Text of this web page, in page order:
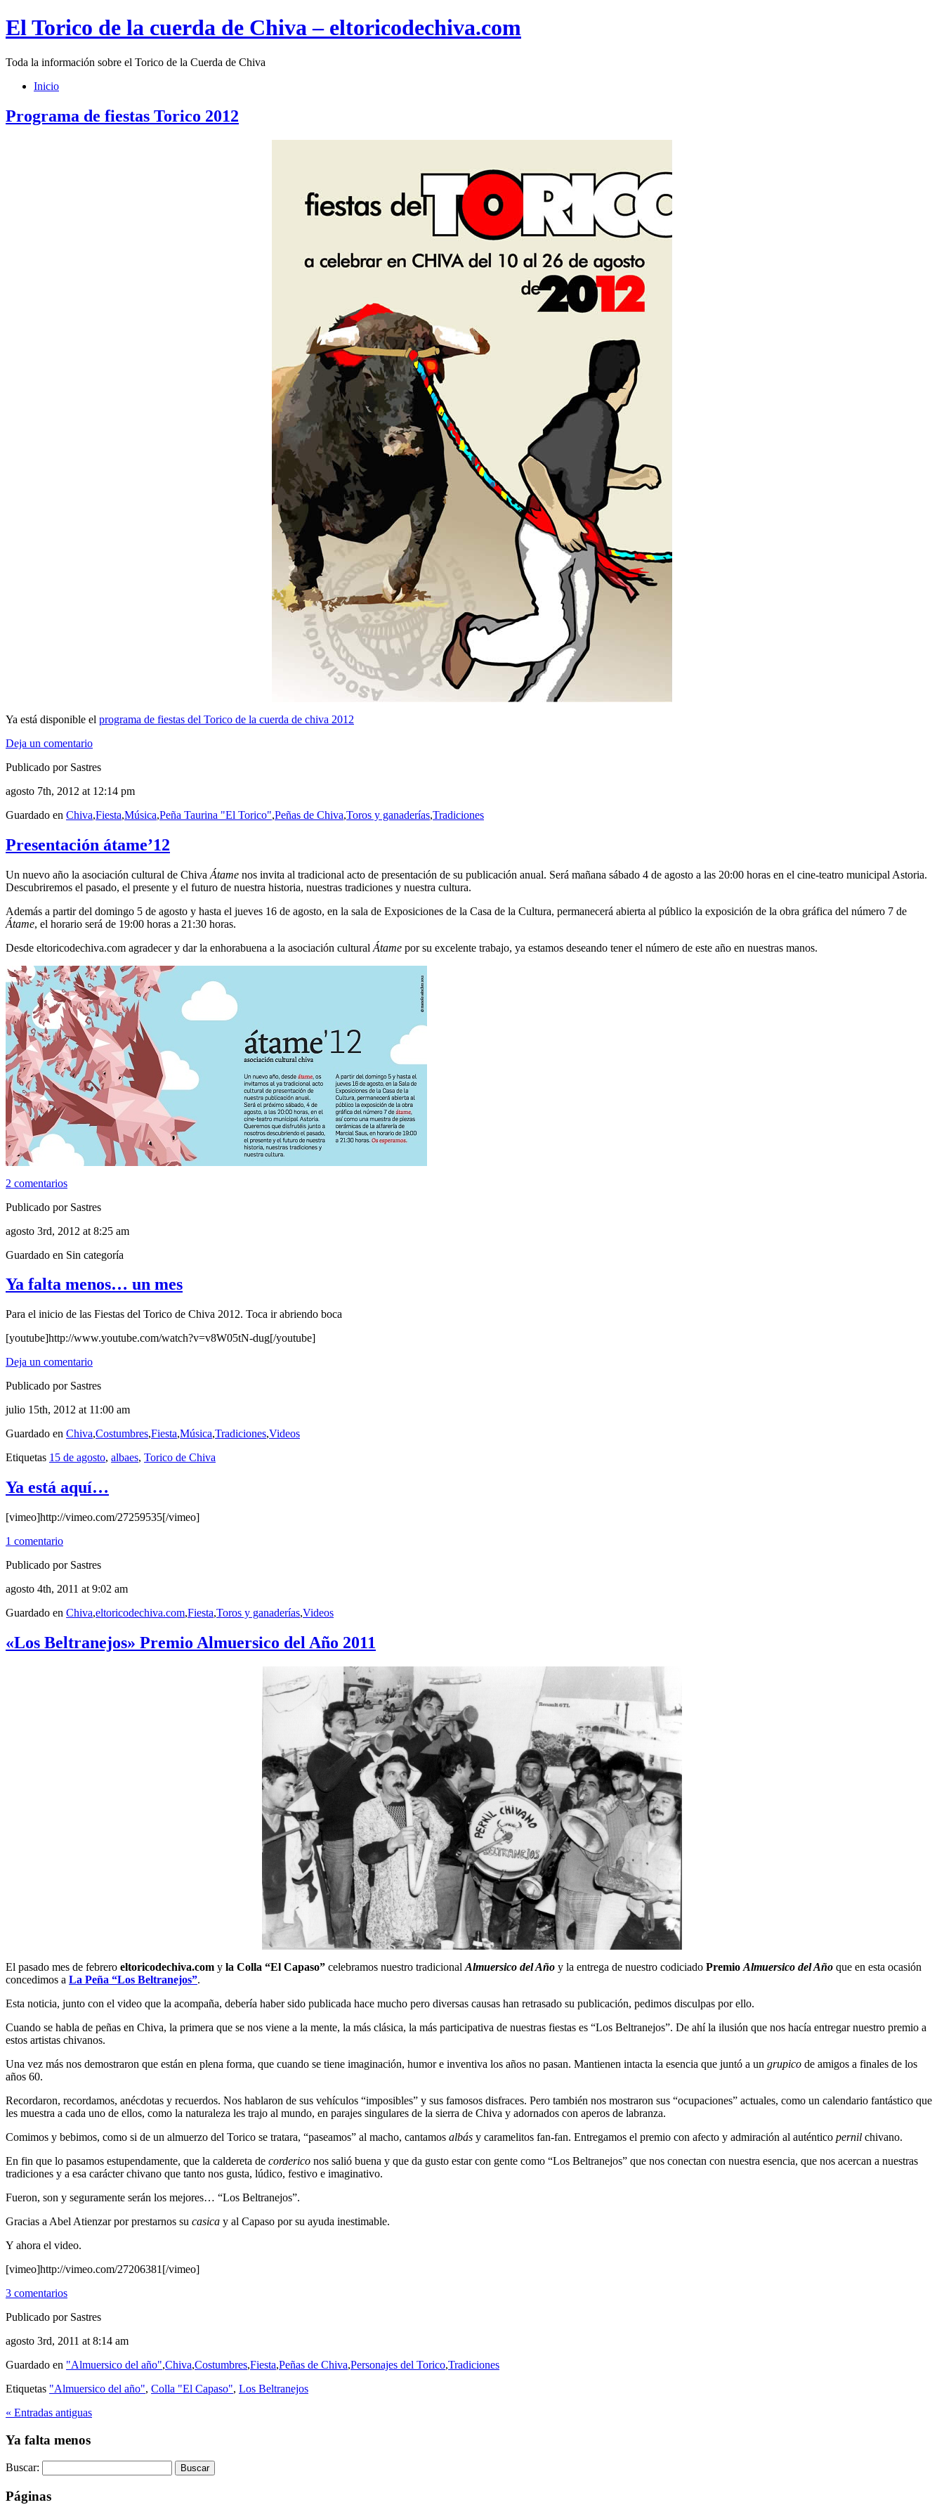
El Torico de la cuerda de Chiva – eltoricodechiva.com
Toda la información sobre el Torico de la Cuerda de Chiva
Inicio
Programa de fiestas Torico 2012
Ya está disponible el programa de fiestas del Torico de la cuerda de chiva 2012
Deja un comentario
Publicado por Sastres
agosto 7th, 2012 at 12:14 pm
Guardado en Chiva,Fiesta,Música,Peña Taurina "El Torico",Peñas de Chiva,Toros y ganaderías,Tradiciones
Presentación átame’12
Un nuevo año la asociación cultural de Chiva Átame nos invita al tradicional acto de presentación de su publicación anual. Será mañana sábado 4 de agosto a las 20:00 horas en el cine-teatro municipal Astoria.
Descubriremos el pasado, el presente y el futuro de nuestra historia, nuestras tradiciones y nuestra cultura.
Además a partir del domingo 5 de agosto y hasta el jueves 16 de agosto, en la sala de Exposiciones de la Casa de la Cultura, permanecerá abierta al público la exposición de la obra gráfica del número 7 de
Átame, el horario será de 19:00 horas a 21:30 horas.
Desde eltoricodechiva.com agradecer y dar la enhorabuena a la asociación cultural Átame por su excelente trabajo, ya estamos deseando tener el número de este año en nuestras manos.
2 comentarios
Publicado por Sastres
agosto 3rd, 2012 at 8:25 am
Guardado en Sin categoría
Ya falta menos… un mes
Para el inicio de las Fiestas del Torico de Chiva 2012. Toca ir abriendo boca
[youtube]http://www.youtube.com/watch?v=v8W05tN-dug[/youtube]
Deja un comentario
Publicado por Sastres
julio 15th, 2012 at 11:00 am
Guardado en Chiva,Costumbres,Fiesta,Música,Tradiciones,Videos
Etiquetas 15 de agosto, albaes, Torico de Chiva
Ya está aquí…
[vimeo]http://vimeo.com/27259535[/vimeo]
1 comentario
Publicado por Sastres
agosto 4th, 2011 at 9:02 am
Guardado en Chiva,eltoricodechiva.com,Fiesta,Toros y ganaderías,Videos
«Los Beltranejos» Premio Almuersico del Año 2011
El pasado mes de febrero eltoricodechiva.com y la Colla “El Capaso” celebramos nuestro tradicional Almuersico del Año y la entrega de nuestro codiciado Premio Almuersico del Año que en esta ocasión
concedimos a La Peña “Los Beltranejos”.
Esta noticia, junto con el video que la acompaña, debería haber sido publicada hace mucho pero diversas causas han retrasado su publicación, pedimos disculpas por ello.
Cuando se habla de peñas en Chiva, la primera que se nos viene a la mente, la más clásica, la más participativa de nuestras fiestas es “Los Beltranejos”. De ahí la ilusión que nos hacía entregar nuestro premio a
estos artistas chivanos.
Una vez más nos demostraron que están en plena forma, que cuando se tiene imaginación, humor e inventiva los años no pasan. Mantienen intacta la esencia que juntó a un grupico de amigos a finales de los
años 60.
Recordaron, recordamos, anécdotas y recuerdos. Nos hablaron de sus vehículos “imposibles” y sus famosos disfraces. Pero también nos mostraron sus “ocupaciones” actuales, como un calendario fantástico que
les muestra a cada uno de ellos, como la naturaleza les trajo al mundo, en parajes singulares de la sierra de Chiva y adornados con aperos de labranza.
Comimos y bebimos, como si de un almuerzo del Torico se tratara, “paseamos” al macho, cantamos albás y caramelitos fan-fan. Entregamos el premio con afecto y admiración al auténtico pernil chivano.
En fin que lo pasamos estupendamente, que la caldereta de corderico nos salió buena y que da gusto estar con gente como “Los Beltranejos” que nos conectan con nuestra esencia, que nos acercan a nuestras
tradiciones y a esa carácter chivano que tanto nos gusta, lúdico, festivo e imaginativo.
Fueron, son y seguramente serán los mejores… “Los Beltranejos”.
Gracias a Abel Atienzar por prestarnos su casica y al Capaso por su ayuda inestimable.
Y ahora el video.
[vimeo]http://vimeo.com/27206381[/vimeo]
3 comentarios
Publicado por Sastres
agosto 3rd, 2011 at 8:14 am
Guardado en "Almuersico del año",Chiva,Costumbres,Fiesta,Peñas de Chiva,Personajes del Torico,Tradiciones
Etiquetas "Almuersico del año", Colla "El Capaso", Los Beltranejos
« Entradas antiguas
Ya falta menos
Buscar:
Páginas